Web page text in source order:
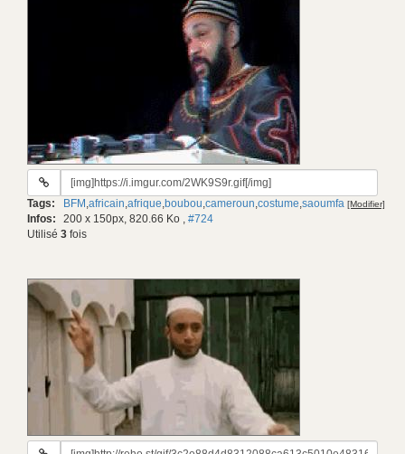
URL
gif:
Tags: BFM ,africain,afrique,boubou,cameroun,costume,saoumfa [Modifier]
Infos: 200 x 150px, 820.66 Ko , #724
Utilisé 3 fois
URL